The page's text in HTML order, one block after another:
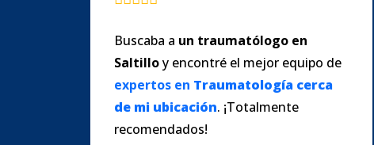
Buscaba a un traumatólogo en
Saltilloy encontré el mejor equipo de
expertos en Traumatología cerca
de mi ubicación. ¡Totalmente
recomendados!